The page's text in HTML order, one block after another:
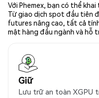
Với Phemex, bạn có thể
Từ giao dịch spot đầu tiên
futures nâng cao, tất cả
mật hàng đầu ngành và hỗ
Giữ
Lưu trữ an toàn XGPU